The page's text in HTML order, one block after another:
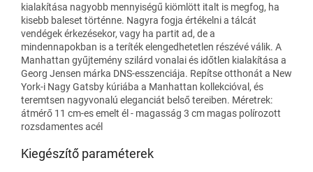
kialakítása nagyobb mennyiségű kiömlött italt is megfog, ha
kisebb baleset történne. Nagyra fogja értékelni a tálcát
vendégek érkezésekor, vagy ha partit ad, de a
mindennapokban is a teríték elengedhetetlen részévé válik. A
Manhattan gyűjtemény szilárd vonalai és időtlen kialakítása a
Georg Jensen márka DNS-esszenciája. Repítse otthonát a New
York-i Nagy Gatsby kúriába a Manhattan kollekcióval, és
teremtsen nagyvonalú eleganciát belső tereiben. Méretrek:
átmérő 11 cm-es emelt él - magasság 3 cm magas polírozott
rozsdamentes acél
Kiegészítő paraméterek